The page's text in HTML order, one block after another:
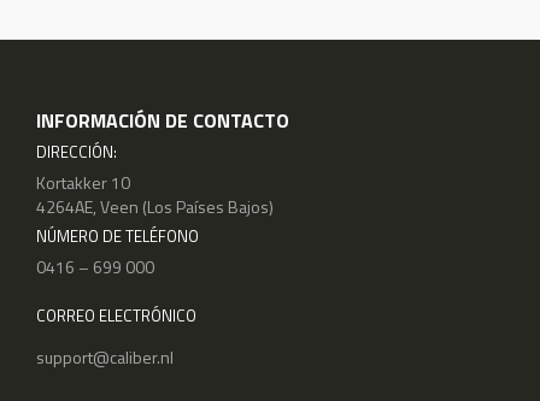
INFORMACIÓN DE CONTACTO
DIRECCIÓN:
Kortakker 10
4264AE, Veen (Los Países Bajos)
NÚMERO DE TELÉFONO
0416 – 699 000
CORREO ELECTRÓNICO
support@caliber.nl